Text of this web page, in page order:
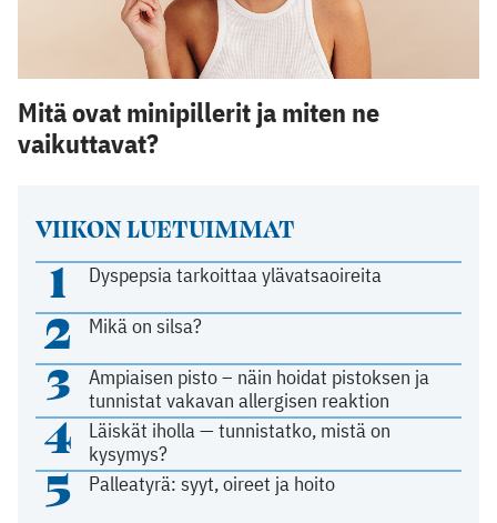
VIIKON LUETUIMMAT
1 Dyspepsia tarkoittaa ylävatsaoireita
2 Mikä on silsa?
3
Ampiaisen pisto – näin hoidat pistoksen ja
tunnistat vakavan allergisen reaktion
4
Läiskät iholla — tunnistatko, mistä on
kysymys?
5 Palleatyrä: syyt, oireet ja hoito
Mitä ovat minipillerit ja miten ne
vaikuttavat?